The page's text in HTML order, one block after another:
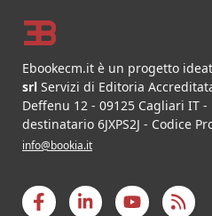
Ebookecm.it è un progetto
srl Servizi di Editoria
Deffenu 12 - 09125 Cagliari IT -
destinatario 6JXPS2J - Codice
info@bookia.it